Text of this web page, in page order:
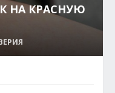
НА КРАСНУЮ